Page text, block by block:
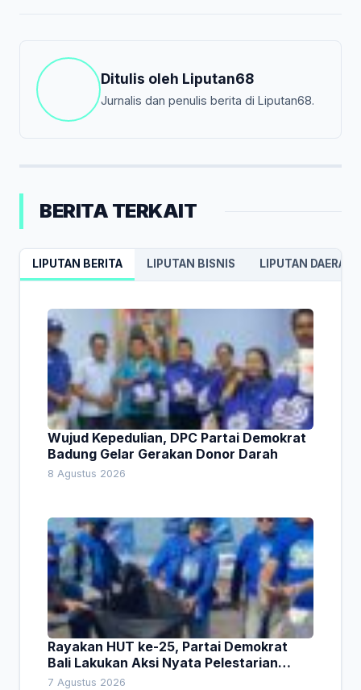
Ditulis oleh Liputan68
Jurnalis dan penulis berita di Liputan68.
BERITA TERKAIT
LIPUTAN BERITA LIPUTAN BISNIS LIPUTAN DAERAH
Wujud Kepedulian, DPC Partai Demokrat
Badung Gelar Gerakan Donor Darah
8 Agustus 2026
Rayakan HUT ke-25, Partai Demokrat
Bali Lakukan Aksi Nyata Pelestarian
Lingkungan
7 Agustus 2026